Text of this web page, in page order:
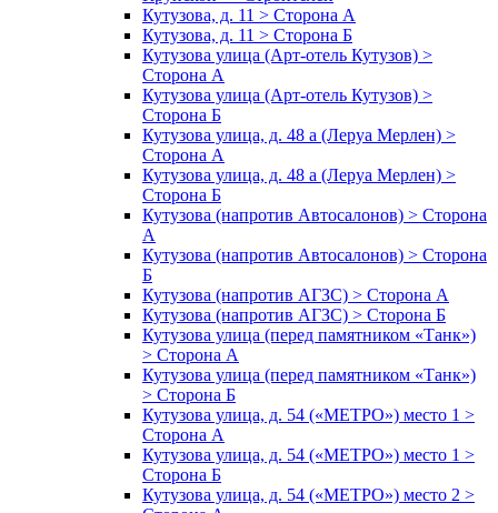
Кутузова, д. 11 > Сторона А
Кутузова, д. 11 > Сторона Б
Кутузова улица (Арт-отель Кутузов) >
Сторона А
Кутузова улица (Арт-отель Кутузов) >
Сторона Б
Кутузова улица, д. 48 а (Леруа Мерлен) >
Сторона А
Кутузова улица, д. 48 а (Леруа Мерлен) >
Сторона Б
Кутузова (напротив Автосалонов) > Сторона
А
Кутузова (напротив Автосалонов) > Сторона
Б
Кутузова (напротив АГЗС) > Сторона А
Кутузова (напротив АГЗС) > Сторона Б
Кутузова улица (перед памятником «Танк»)
> Сторона А
Кутузова улица (перед памятником «Танк»)
> Сторона Б
Кутузова улица, д. 54 («МЕТРО») место 1 >
Сторона А
Кутузова улица, д. 54 («МЕТРО») место 1 >
Сторона Б
Кутузова улица, д. 54 («МЕТРО») место 2 >